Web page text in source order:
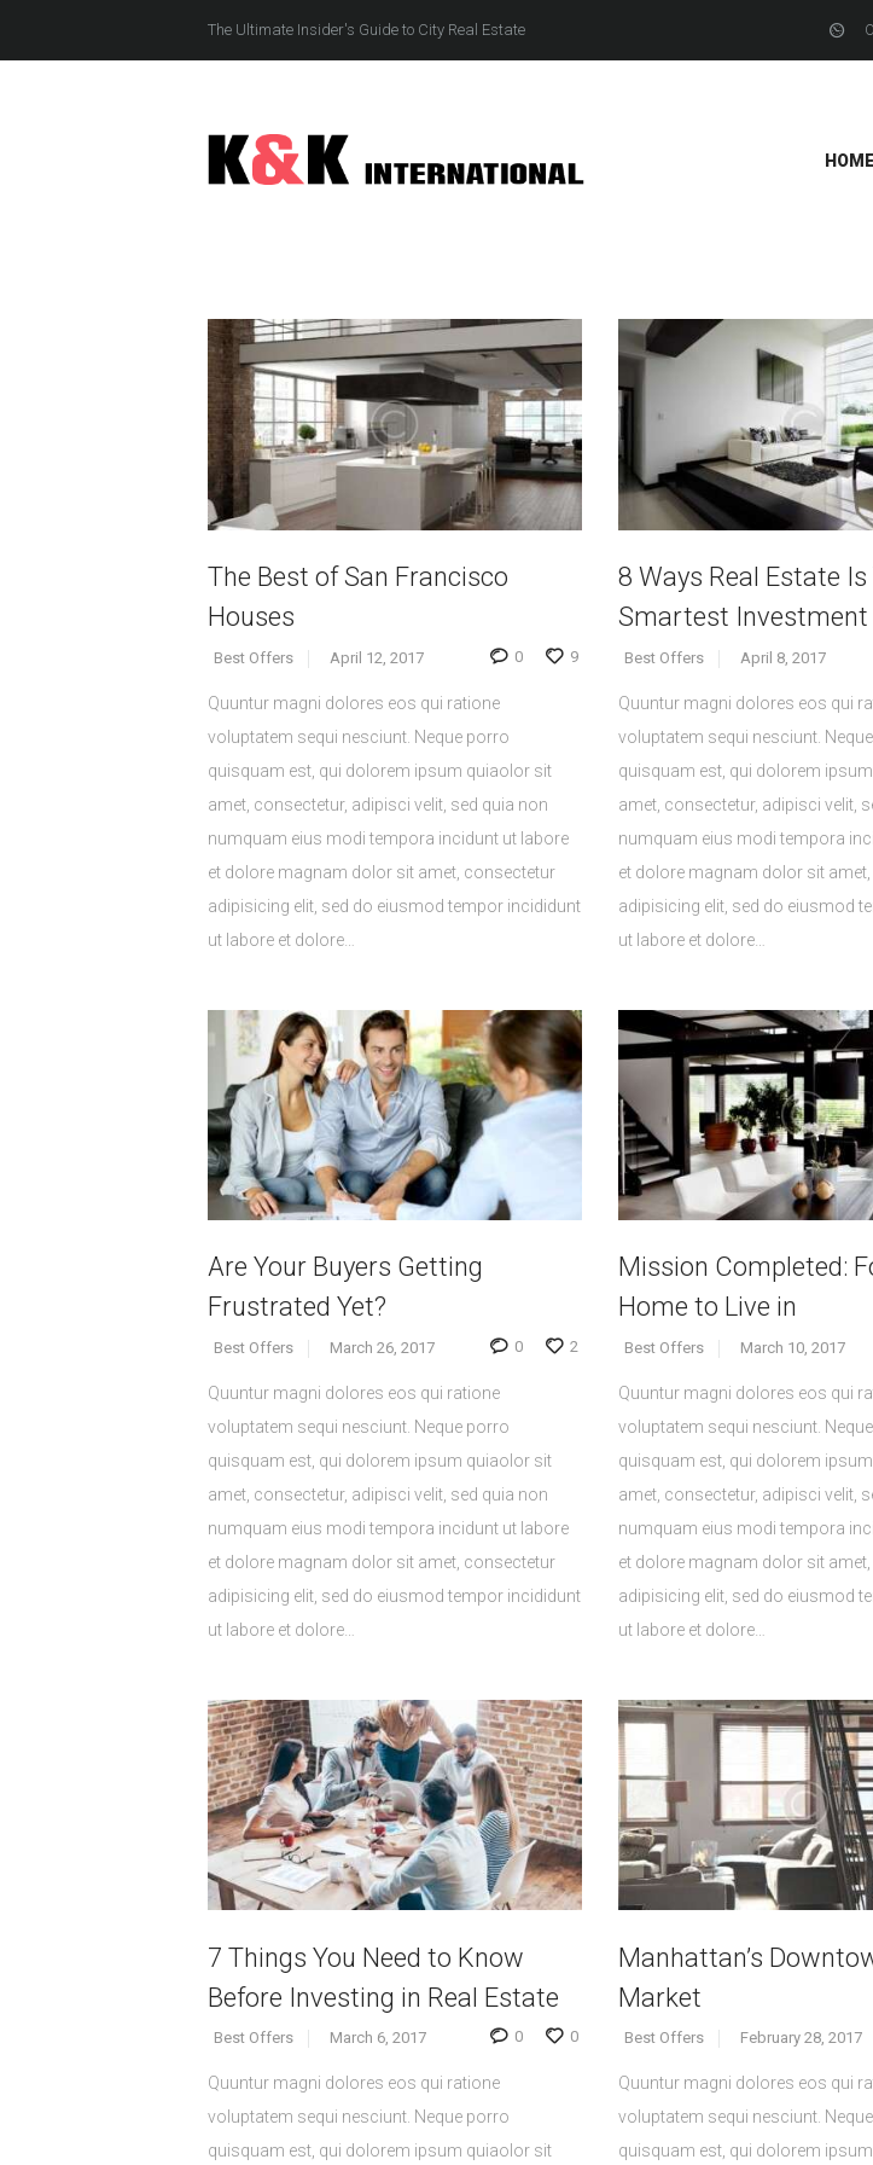
The Ultimate Insider's Guide to City Real Estate
HOME
YACHTS
The Best of San Francisco
Houses
Best Offers April 12, 2017 9
0
Quuntur magni dolores eos qui ratione
voluptatem sequi nesciunt. Neque porro
quisquam est, qui dolorem ipsum quiaolor sit
amet, consectetur, adipisci velit, sed quia non
numquam eius modi tempora incidunt ut labore
et dolore magnam dolor sit amet, consectetur
adipisicing elit, sed do eiusmod tempor incididunt
ut labore et dolore…
8 Ways Real Estate Is
Smartest Investment
Best Offers April 8, 2017
Quuntur magni dolores eos qui
voluptatem sequi nesciunt.
quisquam est, qui dolorem
amet, consectetur, adipisci velit,
numquam eius modi tempora
et dolore magnam dolor sit
adipisicing elit, sed do eiusmod
ut labore et dolore…
Are Your Buyers Getting
Frustrated Yet?
Best Offers March 26, 2017 2
0
Quuntur magni dolores eos qui ratione
voluptatem sequi nesciunt. Neque porro
quisquam est, qui dolorem ipsum quiaolor sit
amet, consectetur, adipisci velit, sed quia non
numquam eius modi tempora incidunt ut labore
et dolore magnam dolor sit amet, consectetur
adipisicing elit, sed do eiusmod tempor incididunt
ut labore et dolore…
Mission Completed:
Home to Live in
Best Offers March 10, 2017
Quuntur magni dolores eos qui
voluptatem sequi nesciunt.
quisquam est, qui dolorem
amet, consectetur, adipisci velit,
numquam eius modi tempora
et dolore magnam dolor sit
adipisicing elit, sed do eiusmod
ut labore et dolore…
7 Things You Need to Know
Before Investing in Real Estate
Best Offers March 6, 2017 0
0
Quuntur magni dolores eos qui ratione
voluptatem sequi nesciunt. Neque porro
quisquam est, qui dolorem ipsum quiaolor sit
Manhattan’s
Market
Best Offers February 28, 2017
Quuntur magni dolores eos qui
voluptatem sequi nesciunt.
quisquam est, qui dolorem